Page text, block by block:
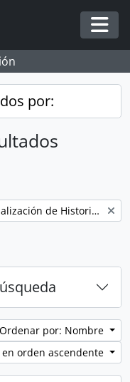
por:
Instituto Interuniversitario de Especialización de Historia de la Arquitectura (IIDEHA)
Ordenar por: Nombre
orden ascendente